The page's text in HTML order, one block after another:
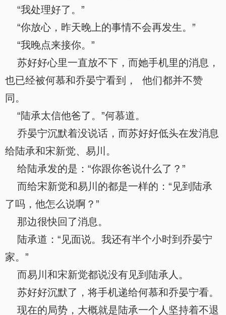
“我处理好了。”
“你放心，昨天晚上的事情不会再发生。”
“我晚点来接你。”
苏好好心里一直放不下，而她手机里的消息，
也已经被何慕和乔晏宁看到， 他们都并不赞
同。
“陆承太信他爸了。”何慕道。
乔晏宁沉默着没说话，而苏好好低头在发消息
给陆承和宋新觉、易川。
给陆承发的是：“你跟你爸说什么了？”
而给宋新觉和易川的都是一样的：“见到陆承
了吗，他怎么说啊？”
那边很快回了消息。
陆承道：“见面说。我还有半个小时到乔晏宁
家。”
而易川和宋新觉都说没有见到陆承人。
苏好好沉默了，将手机递给何慕和乔晏宁看。
现在的局势，大概就是陆承一个人坚持着不退